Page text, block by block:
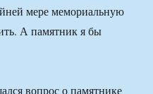
мере мемориальную
А памятник я бы
вопрос о памятнике